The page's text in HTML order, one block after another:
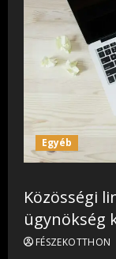
Egyéb
Közösségi
ügynökség
FÉSZEKOTTHON